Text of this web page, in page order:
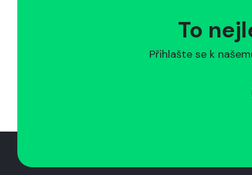
To
Přihlašte se k